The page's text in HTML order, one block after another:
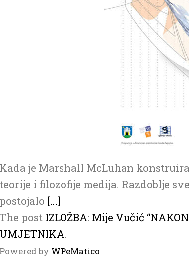
Kada je Marshall McLuhan
teorije i filozofije medija. Razdoblje
postojalo […]
The post IZLOŽBA: Mije Vučić “NAKON
UMJETNIKA.
Powered by WPeMatico